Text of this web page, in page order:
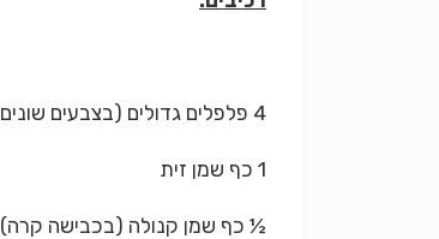
4 פלפלים גדולים (בצבעים שונים).
1 כף שמן זית
½ כף שמן קנולה (בכבישה קרה)